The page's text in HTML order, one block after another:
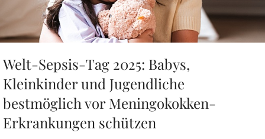
Welt-Sepsis-Tag 2025: Babys,
Kleinkinder und Jugendliche
bestmöglich vor Meningokokken-
Erkrankungen schützen